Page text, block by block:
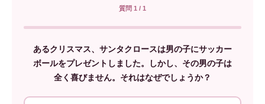
質問 1 / 1
あるクリスマス、サンタクロースは男の子にサッカー
ボールをプレゼントしました。しかし、その男の子は
全く喜びません。それはなぜでしょうか？